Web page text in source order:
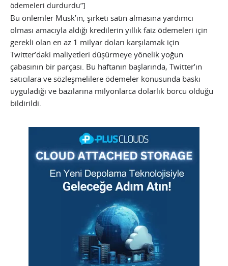
ödemeleri durdurdu”]
Bu önlemler Musk’ın, şirketi satın almasına yardımcı
olması amacıyla aldığı kredilerin yıllık faiz ödemeleri için
gerekli olan en az 1 milyar doları karşılamak için
Twitter’daki maliyetleri düşürmeye yönelik yoğun
çabasının bir parçası. Bu haftanın başlarında, Twitter’ın
satıcılara ve sözleşmelilere ödemeler konusunda baskı
uyguladığı ve bazılarına milyonlarca dolarlık borcu olduğu
bildirildi.